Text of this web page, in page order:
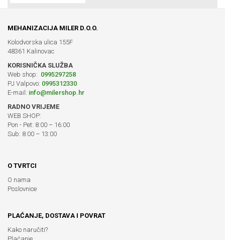
MEHANIZACIJA MILER D.O.O.
Kolodvorska ulica 155F
48361 Kalinovac
KORISNIČKA SLUŽBA
Web shop: 0995297258
PJ Valpovo: 0995312330
E-mail: info@milershop.hr
RADNO VRIJEME
WEB SHOP:
Pon - Pet: 8:00 – 16:00
Sub: 8:00 – 13:00
O TVRTCI
O nama
Poslovnice
PLAĆANJE, DOSTAVA I POVRAT
Kako naručiti?